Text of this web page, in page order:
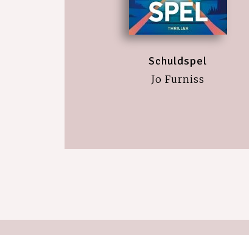
Schuldspel
Jo Furniss